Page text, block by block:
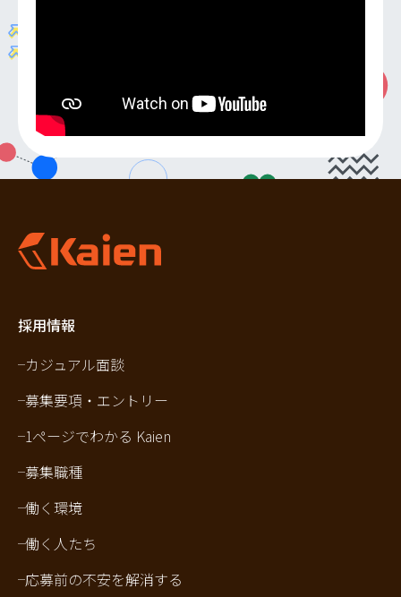
採用情報
カジュアル面談
募集要項・エントリー
1ページでわかる Kaien
募集職種
働く環境
働く人たち
応募前の不安を解消する